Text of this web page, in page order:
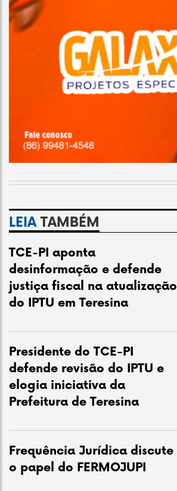
LEIATAMBÉM
TCE-PI aponta
desinformação e defende
justiça fiscal na atualização
do IPTU em Teresina
Presidente do TCE-PI
defende revisão do IPTU e
elogia iniciativa da
Prefeitura de Teresina
Frequência Jurídica discute
o papel do FERMOJUPI